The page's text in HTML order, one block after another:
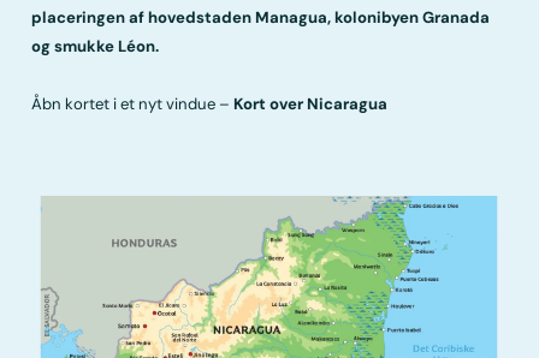
placeringen af hovedstaden Managua, kolonibyen Granada
og smukke Léon.
Åbn kortet i et nyt vindue – Kort over Nicaragua